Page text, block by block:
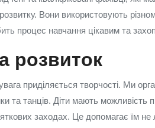
Вони використовують
процес навчання цікавим та
розвиток
приділяється творчості. Ми
та танців. Діти мають можливість
заходах. Це допомагає їм не